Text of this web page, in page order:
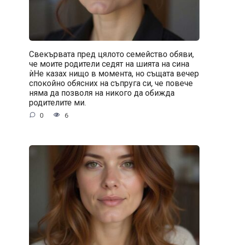
Свекървата пред цялото семейство обяви,
че моите родители седят на шията на сина
ѝНе казах нищо в момента, но същата вечер
спокойно обясних на съпруга си, че повече
няма да позволя на никого да обижда
родителите ми.
0 6